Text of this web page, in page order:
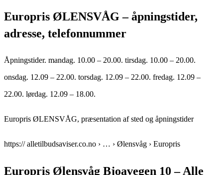
Europris ØLENSVÅG – åpningstider,
adresse, telefonnummer
Åpningstider. mandag. 10.00 – 20.00. tirsdag. 10.00 – 20.00.
onsdag. 12.09 – 22.00. torsdag. 12.09 – 22.00. fredag. 12.09 –
22.00. lørdag. 12.09 – 18.00.
Europris ØLENSVÅG, præsentation af sted og åpningstider
https:// alletilbudsaviser.co.no › … › Ølensvåg › Europris
Europris Ølensvåg Bjoavegen 10 – Alle